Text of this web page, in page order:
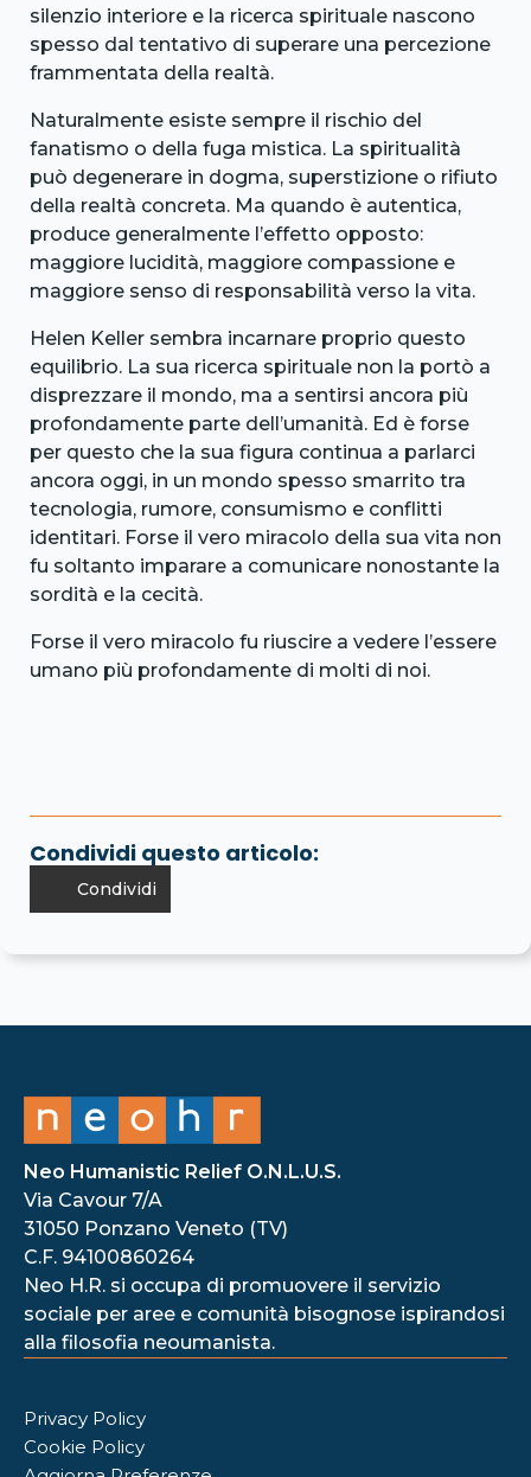
silenzio interiore e la ricerca spirituale nascono
spesso dal tentativo di superare una percezione
frammentata della realtà.
Naturalmente esiste sempre il rischio del
fanatismo o della fuga mistica. La spiritualità
può degenerare in dogma, superstizione o rifiuto
della realtà concreta. Ma quando è autentica,
produce generalmente l’effetto opposto:
maggiore lucidità, maggiore compassione e
maggiore senso di responsabilità verso la vita.
Helen Keller sembra incarnare proprio questo
equilibrio. La sua ricerca spirituale non la portò a
disprezzare il mondo, ma a sentirsi ancora più
profondamente parte dell’umanità. Ed è forse
per questo che la sua figura continua a parlarci
ancora oggi, in un mondo spesso smarrito tra
tecnologia, rumore, consumismo e conflitti
identitari. Forse il vero miracolo della sua vita non
fu soltanto imparare a comunicare nonostante la
sordità e la cecità.
Forse il vero miracolo fu riuscire a vedere l’essere
umano più profondamente di molti di noi.
Condividi questo articolo:
Condividi
Neo Humanistic Relief O.N.L.U.S.
Via Cavour 7/A
31050 Ponzano Veneto (TV)
C.F. 94100860264
Neo H.R. si occupa di promuovere il servizio
sociale per aree e comunità bisognose ispirandosi
alla filosofia neoumanista.
Privacy Policy
Cookie Policy